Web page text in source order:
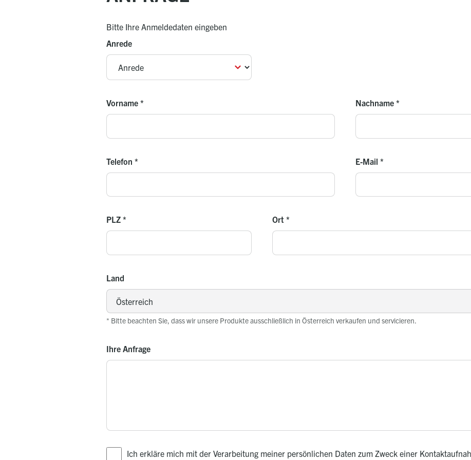
Bitte Ihre Anmeldedaten eingeben
Anrede
Vorname * Nachname *
Telefon * E-Mail *
PLZ * Ort*
Land
* Bitte beachten Sie, dass wir unsere Produkte ausschließlich in Österreich verkaufen und servicieren.
Ihre Anfrage
Ich erkläre mich mit der Verarbeitung meiner persönlichen Daten zum Zweck einer